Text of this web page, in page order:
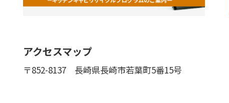
アクセスマップ
〒852-8137 長崎県長崎市若葉町5番15号